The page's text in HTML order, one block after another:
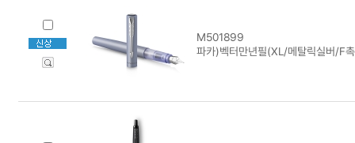
M501899
파카)벡터만년필(XL/메탈릭실버/F